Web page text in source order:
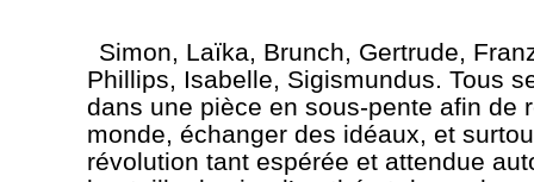
Simon, Laïka, Brunch, Gertrude,
Phillips, Isabelle, Sigismundus. Tous
dans une pièce en sous-pente afin de
monde, échanger des idéaux, et
révolution tant espérée et attendue